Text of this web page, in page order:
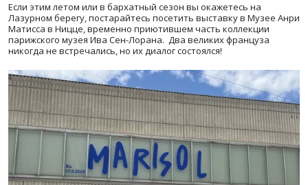
Если этим летом или в бархатный сезон вы окажетесь на
Лазурном берегу, постарайтесь посетить выставку в Музее Анри
Матисса в Ницце, временно приютившем часть коллекции
парижского музея Ива Сен-Лорана. Два великих француза
никогда не встречались, но их диалог состоялся!